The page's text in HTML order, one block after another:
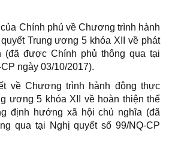
Chính phủ về Chương trình hành
Trung ương 5 khóa XII về phát
(đã được Chính phủ thông qua tại
ngày 03/10/2017).
về Chương trình hành động thực
ương 5 khóa XII về hoàn thiện thể
định hướng xã hội chủ nghĩa (đã
qua tại Nghị quyết số 99/NQ-CP